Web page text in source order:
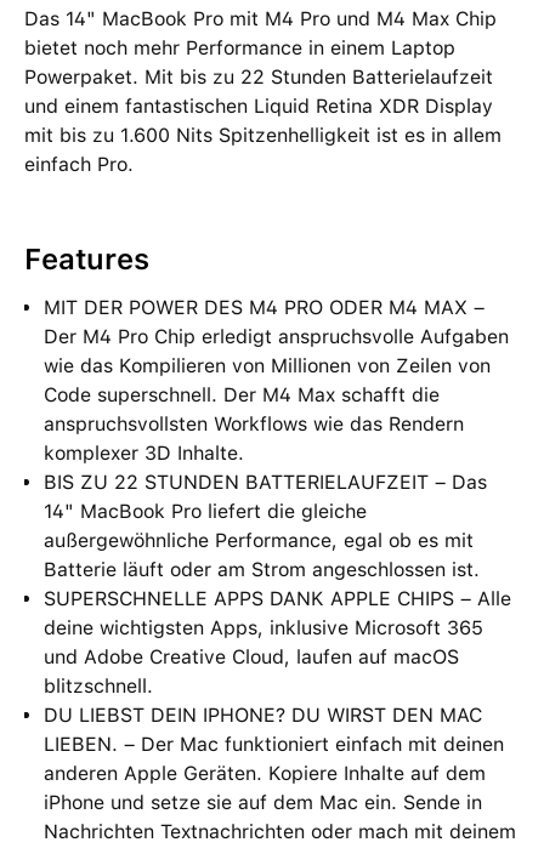
Das 14" MacBook Pro mit M4 Pro und M4 Max Chip
bietet noch mehr Performance in einem Laptop
Powerpaket. Mit bis zu 22 Stunden Batterielaufzeit
und einem fantastischen Liquid Retina XDR Display
mit bis zu 1.600 Nits Spitzenhelligkeit ist es in allem
einfach Pro.
Features
MIT DER POWER DES M4 PRO ODER M4 MAX –
Der M4 Pro Chip erledigt anspruchsvolle Aufgaben
wie das Kompilieren von Millionen von Zeilen von
Code superschnell. Der M4 Max schafft die
anspruchsvollsten Workflows wie das Rendern
komplexer 3D Inhalte.
BIS ZU 22 STUNDEN BATTERIELAUFZEIT – Das
14" MacBook Pro liefert die gleiche
außergewöhnliche Performance, egal ob es mit
Batterie läuft oder am Strom angeschlossen ist.
SUPERSCHNELLE APPS DANK APPLE CHIPS – Alle
deine wichtigsten Apps, inklusive Microsoft 365
und Adobe Creative Cloud, laufen auf macOS
blitzschnell.
DU LIEBST DEIN IPHONE? DU WIRST DEN MAC
LIEBEN. – Der Mac funktioniert einfach mit deinen
anderen Apple Geräten. Kopiere Inhalte auf dem
iPhone und setze sie auf dem Mac ein. Sende in
Nachrichten Textnachrichten oder mach mit deinem